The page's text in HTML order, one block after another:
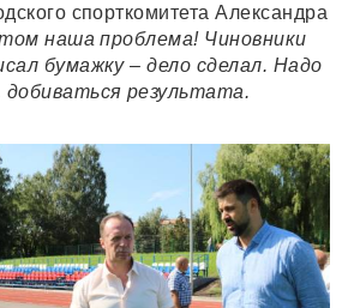
спорткомитета Александра
наша проблема! Чиновники
бумажку – дело сделал. Надо
результата.